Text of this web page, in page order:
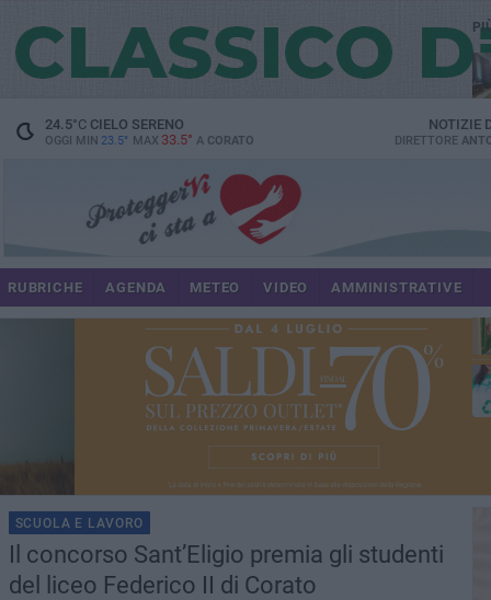
24.5°CCIELO SERENO
OGGI MIN 23.5° MAX 33.5° A CORATO
NOTIZIE
DIRETTORE
RUBRICHE AGENDA METEO VIDEO AMMINISTRATIVE
SCUOLA E LAVORO
Il concorso Sant’Eligio premia gli studenti
del liceo Federico II di Corato